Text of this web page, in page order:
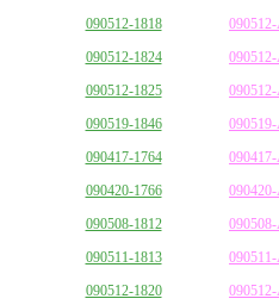
090512-1818
090512-1824
090512-1825
090519-1846
090417-1764
090420-1766
090508-1812
090511-1813
090512-1820